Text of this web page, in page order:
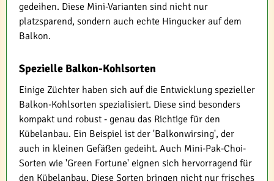
gedeihen. Diese Mini-Varianten sind nicht nur
platzsparend, sondern auch echte Hingucker auf dem
Balkon.
Spezielle Balkon-Kohlsorten
Einige Züchter haben sich auf die Entwicklung spezieller
Balkon-Kohlsorten spezialisiert. Diese sind besonders
kompakt und robust - genau das Richtige für den
Kübelanbau. Ein Beispiel ist der 'Balkonwirsing', der
auch in kleinen Gefäßen gedeiht. Auch Mini-Pak-Choi-
Sorten wie 'Green Fortune' eignen sich hervorragend für
den Kübelanbau. Diese Sorten bringen nicht nur frisches